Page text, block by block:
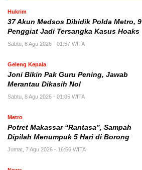
Hukrim
37 Akun Medsos Dibidik Polda Metro, 9
Penggiat Jadi Tersangka Kasus Hoaks
Sabtu, 8 Agu 2026 - 01:57 WITA
Geleng Kepala
Joni Bikin Pak Guru Pening, Jawab
Merantau Dikasih Nol
Sabtu, 8 Agu 2026 - 01:05 WITA
Metro
Potret Makassar “Rantasa”, Sampah
Dipilah Menumpuk 5 Hari di Borong
Jumat, 7 Agu 2026 - 16:56 WITA